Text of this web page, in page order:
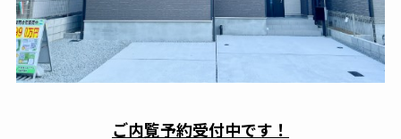
ご内覧予約受付中です！